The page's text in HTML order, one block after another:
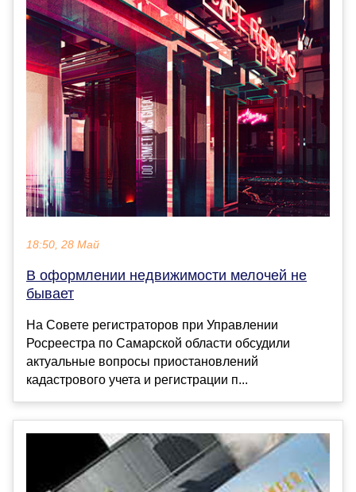
18:50, 28 Май
В оформлении недвижимости мелочей не
бывает
На Совете регистраторов при Управлении
Росреестра по Самарской области обсудили
актуальные вопросы приостановлений
кадастрового учета и регистрации п...